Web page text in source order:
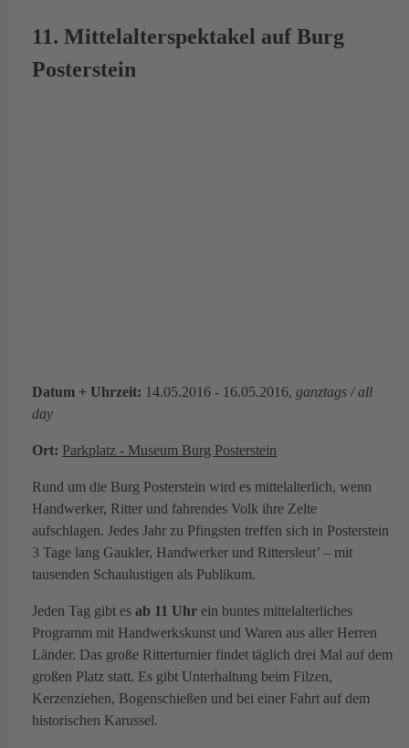
11. Mittelalterspektakel auf Burg
Posterstein
Datum + Uhrzeit: 14.05.2016 - 16.05.2016,ganztags / all
day
Ort: Parkplatz - Museum Burg Posterstein
Rund um die Burg Posterstein wird es mittelalterlich, wenn
Handwerker, Ritter und fahrendes Volk ihre Zelte
aufschlagen. Jedes Jahr zu Pfingsten treffen sich in Posterstein
3 Tage lang Gaukler, Handwerker und Rittersleut’ – mit
tausenden Schaulustigen als Publikum.
Jeden Tag gibt esab 11 Uhr ein buntes mittelalterliches
Programm mit Handwerkskunst und Waren aus aller Herren
Länder. Das große Ritterturnier findet täglich drei Mal auf dem
großen Platz statt. Es gibt Unterhaltung beim Filzen,
Kerzenziehen, Bogenschießen und bei einer Fahrt auf dem
historischen Karussel.